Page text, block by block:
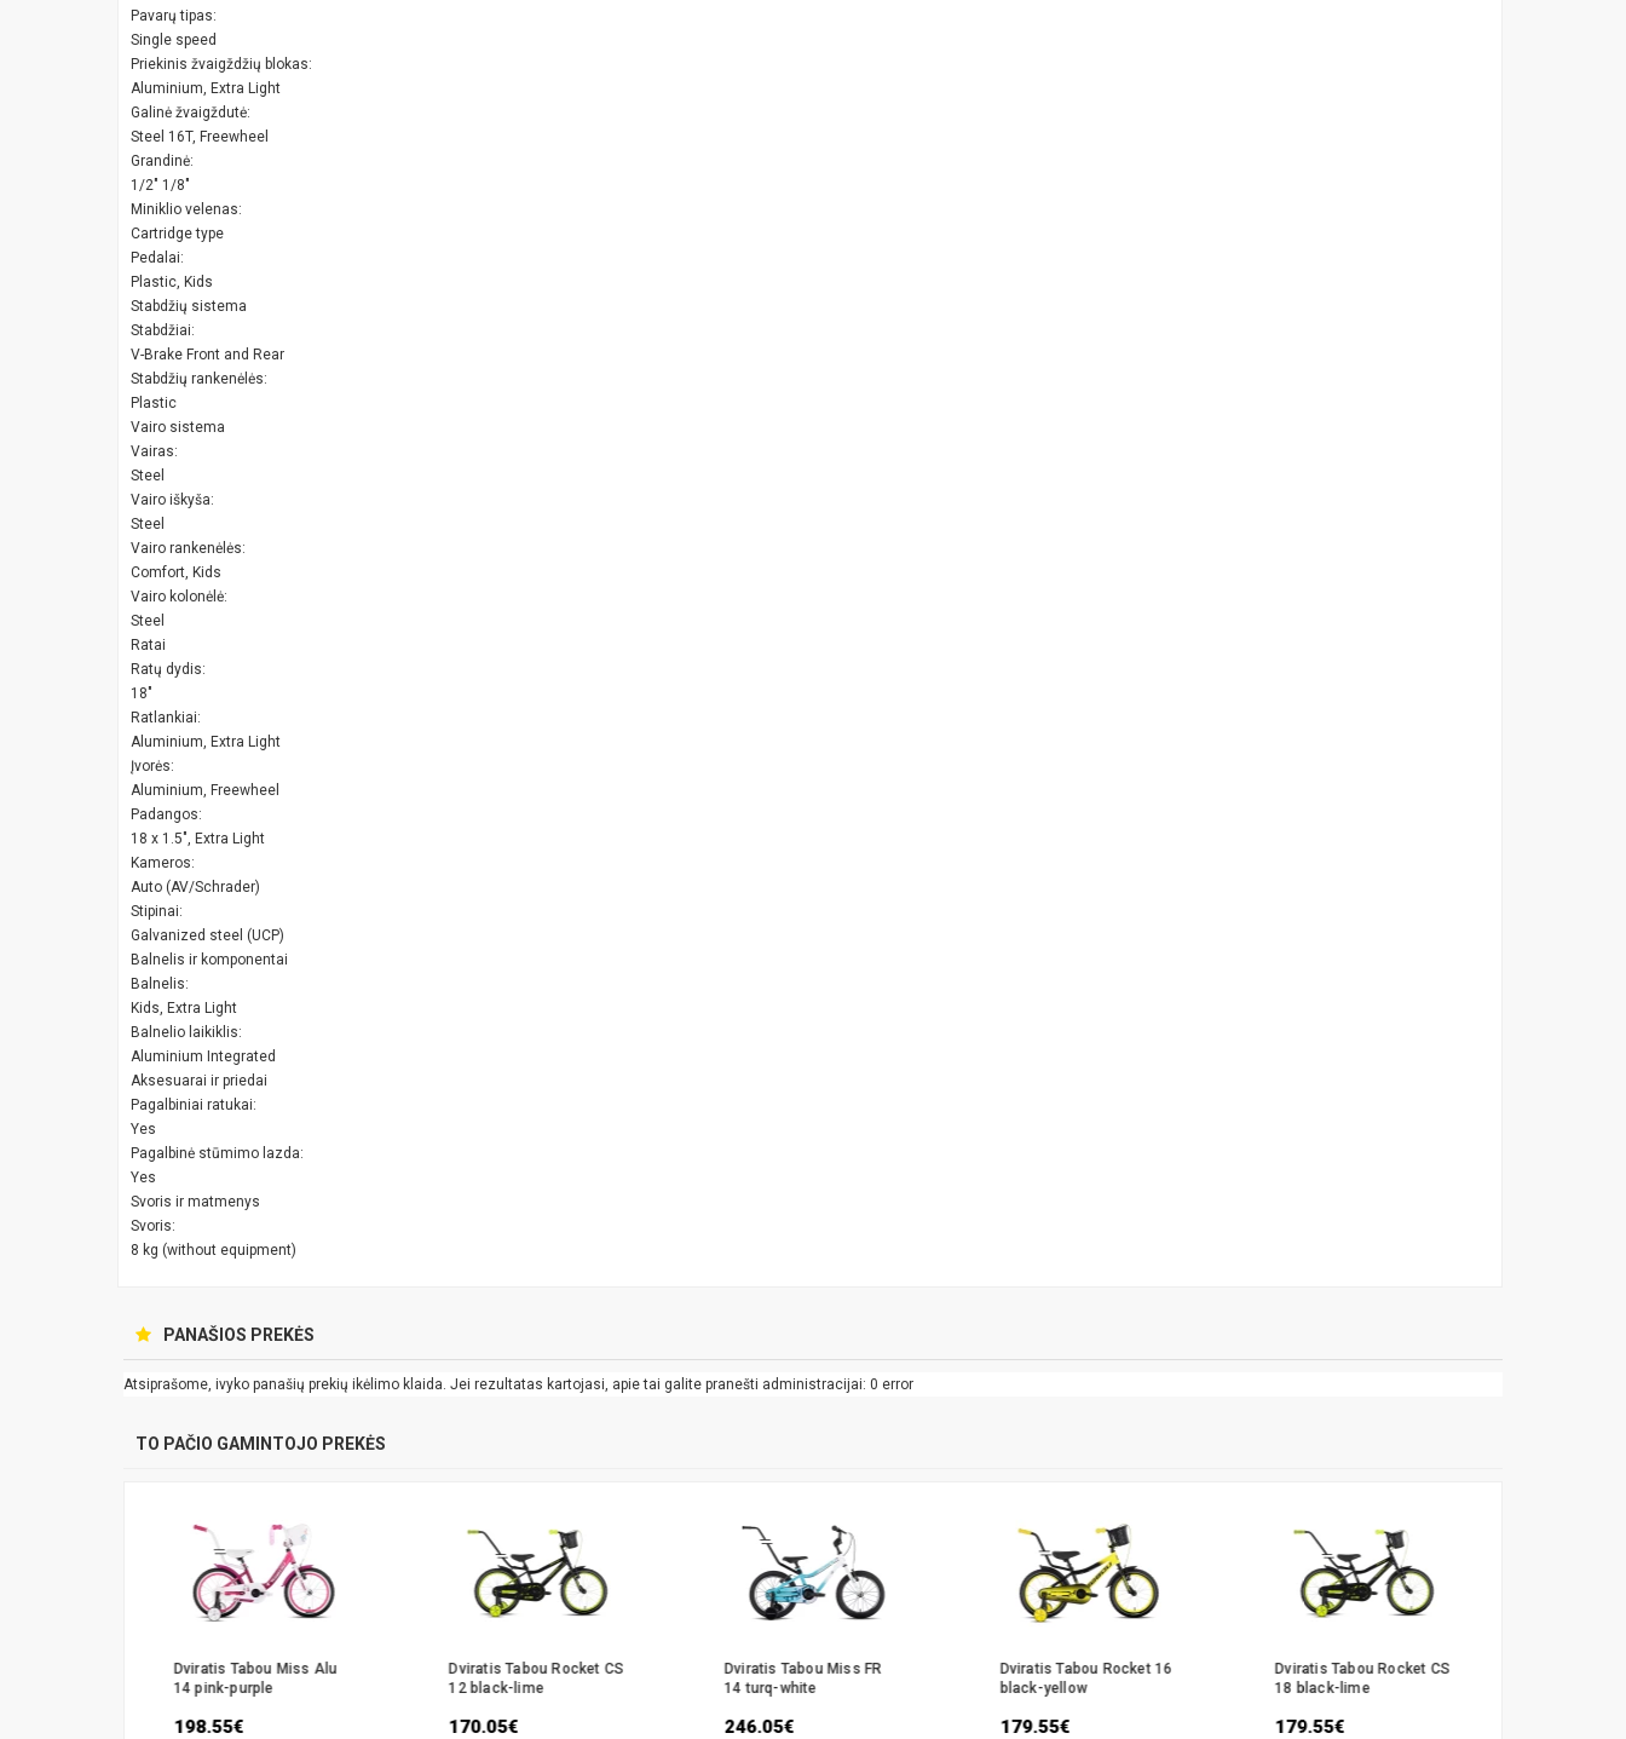
Pavarų tipas:
Single speed
Priekinis žvaigždžių blokas:
Aluminium, Extra Light
Galinė žvaigždutė:
Steel 16T, Freewheel
Grandinė:
1/2" 1/8"
Miniklio velenas:
Cartridge type
Pedalai:
Plastic, Kids
Stabdžių sistema
Stabdžiai:
V-Brake Front and Rear
Stabdžių rankenėlės:
Plastic
Vairo sistema
Vairas:
Steel
Vairo iškyša:
Steel
Vairo rankenėlės:
Comfort, Kids
Vairo kolonėlė:
Steel
Ratai
Ratų dydis:
18"
Ratlankiai:
Aluminium, Extra Light
Įvorės:
Aluminium, Freewheel
Padangos:
18 x 1.5", Extra Light
Kameros:
Auto (AV/Schrader)
Stipinai:
Galvanized steel (UCP)
Balnelis ir komponentai
Balnelis:
Kids, Extra Light
Balnelio laikiklis:
Aluminium Integrated
Aksesuarai ir priedai
Pagalbiniai ratukai:
Yes
Pagalbinė stūmimo lazda:
Yes
Svoris ir matmenys
Svoris:
8 kg (without equipment)
PANAŠIOS PREKĖS
Atsiprašome, ivyko panašių prekių ikėlimo klaida. Jei rezultatas kartojasi, apie tai galite pranešti administracijai: 0 error
TO PAČIO GAMINTOJO PREKĖS
Dviratis Tabou Miss Alu
14 pink-purple
198.55€
Dviratis Tabou Rocket CS
12 black-lime
170.05€
Dviratis Tabou Miss FR
14 turq-white
246.05€
Dviratis Tabou Rocket 16
black-yellow
179.55€
Dviratis Tabou Rocket CS
18 black-lime
179.55€